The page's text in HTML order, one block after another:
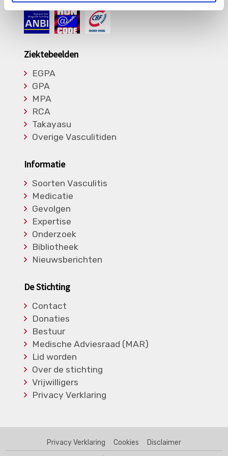
Ziektebeelden
EGPA
GPA
MPA
RCA
Takayasu
Overige Vasculitiden
Informatie
Soorten Vasculitis
Medicatie
Gevolgen
Expertise
Onderzoek
Bibliotheek
Nieuwsberichten
De Stichting
Contact
Donaties
Bestuur
Medische Adviesraad (MAR)
Lid worden
Over de stichting
Vrijwilligers
Privacy Verklaring
Privacy Verklaring Cookies Disclaimer